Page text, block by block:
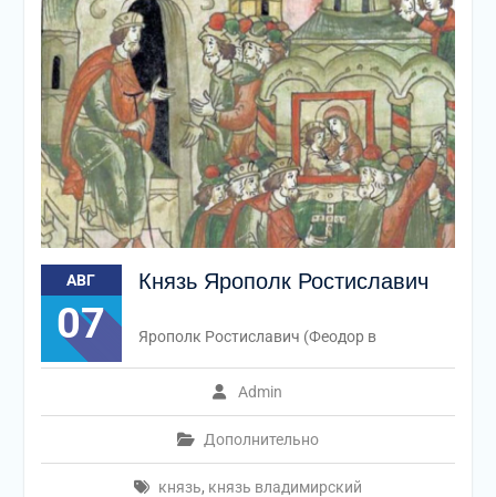
АВГ
07
Князь Ярополк Ростиславич
Admin
Дополнительно
князь, князь владимирский
Ярополк Ростиславич (Феодор в